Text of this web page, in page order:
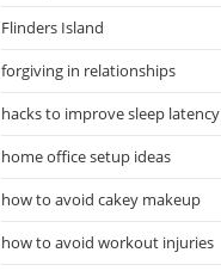
Flinders Island
forgiving in relationships
hacks to improve sleep latency
home office setup ideas
how to avoid cakey makeup
how to avoid workout injuries